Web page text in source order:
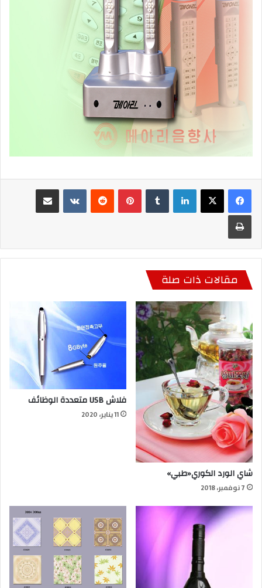
لينكدإن بينتيريست مشاركة عبر البريد
طباعة
مقالات ذات صلة
شاي الورد الكوري«طبي»
7 نوفمبر، 2018
فلاش USB متعددة الوظائف
11 يناير، 2020